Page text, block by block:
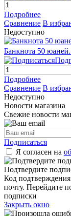
Подробнее
Сравнение В
Недоступно
Банкнота 50
Подробнее
Сравнение В
Недоступно
Новости магазина
Свежие новости
Подписаться
Я согласен на
Подтвердите
Код
почту. Перейдите
подписки
Закрыть окно